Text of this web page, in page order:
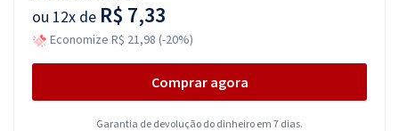
ou 12x de R$ 7,33
Economize R$ 21,98 (-20%)
Comprar agora
Garantia de devolução do dinheiro em 7 dias.